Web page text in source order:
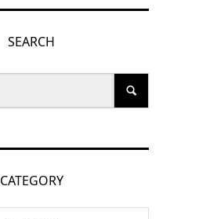
SEARCH
CATEGORY